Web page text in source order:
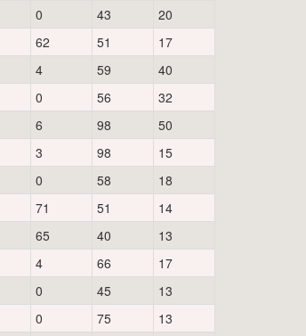
0 43
20
62 51
17
4 59
40
0 56
32
6 98
50
3 98
15
0 58
18
71 51
14
65 40
13
4 66
17
0 45
13
0 75
13